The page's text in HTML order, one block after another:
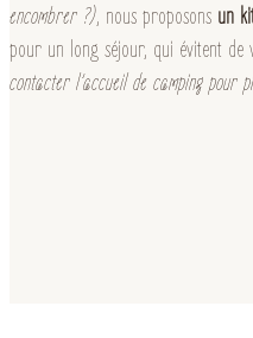
encombrer ?), nous proposons un
pour un long séjour, qui évitent de
contacter l’accueil de camping pour